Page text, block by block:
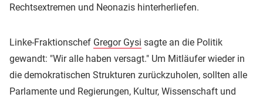
Rechtsextremen und Neonazis hinterherliefen.
Linke-Fraktionschef Gregor Gysi sagte an die Politik
gewandt: "Wir alle haben versagt." Um Mitläufer wieder in
die demokratischen Strukturen zurückzuholen, sollten alle
Parlamente und Regierungen, Kultur, Wissenschaft und